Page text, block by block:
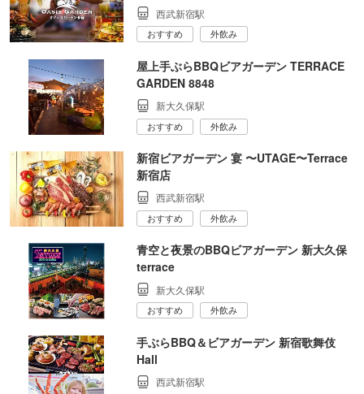
西武新宿駅
おすすめ 外飲み
屋上手ぶらBBQビアガーデン TERRACE
GARDEN 8848
新大久保駅
おすすめ 外飲み
新宿ビアガーデン 宴 〜UTAGE〜Terrace
新宿店
西武新宿駅
おすすめ 外飲み
青空と夜景のBBQビアガーデン 新大久保
terrace
新大久保駅
おすすめ 外飲み
手ぶらBBQ＆ビアガーデン 新宿歌舞伎
Hall
西武新宿駅